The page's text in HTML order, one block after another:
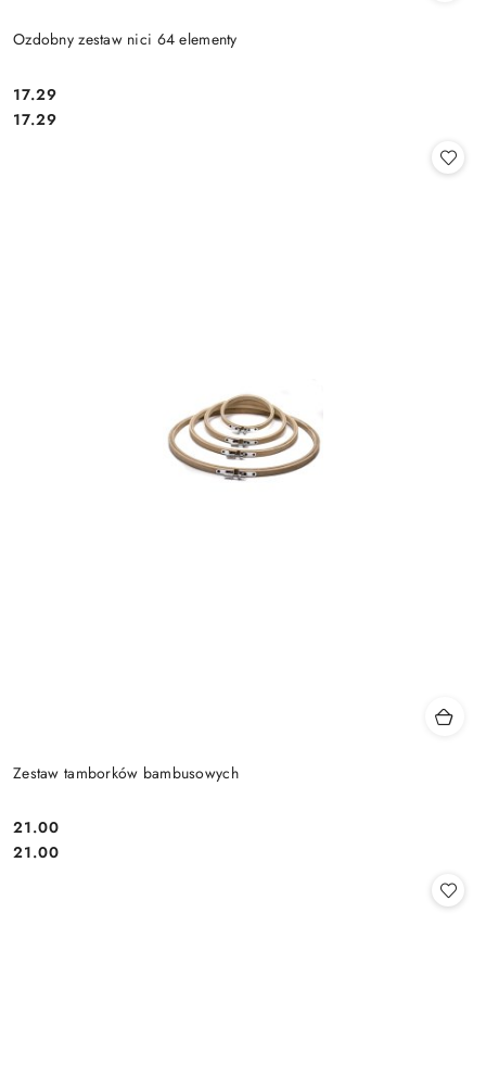
Ozdobny zestaw nici 64 elementy
Cena:
17.29
Cena:
17.29
Zestaw tamborków bambusowych
Cena:
21.00
Cena:
21.00